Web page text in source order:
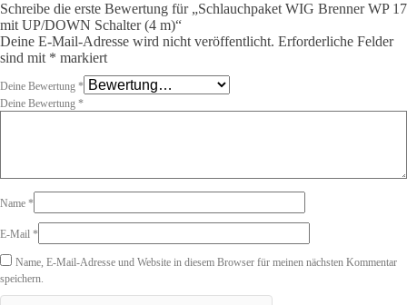
Schreibe die erste Bewertung für „Schlauchpaket WIG Brenner WP 17
mit UP/DOWN Schalter (4 m)“
Deine E-Mail-Adresse wird nicht veröffentlicht. Erforderliche Felder
sind mit * markiert
Deine Bewertung *
Deine Bewertung *
Name *
E-Mail *
Name, E-Mail-Adresse und Website in diesem Browser für meinen nächsten Kommentar
speichern.